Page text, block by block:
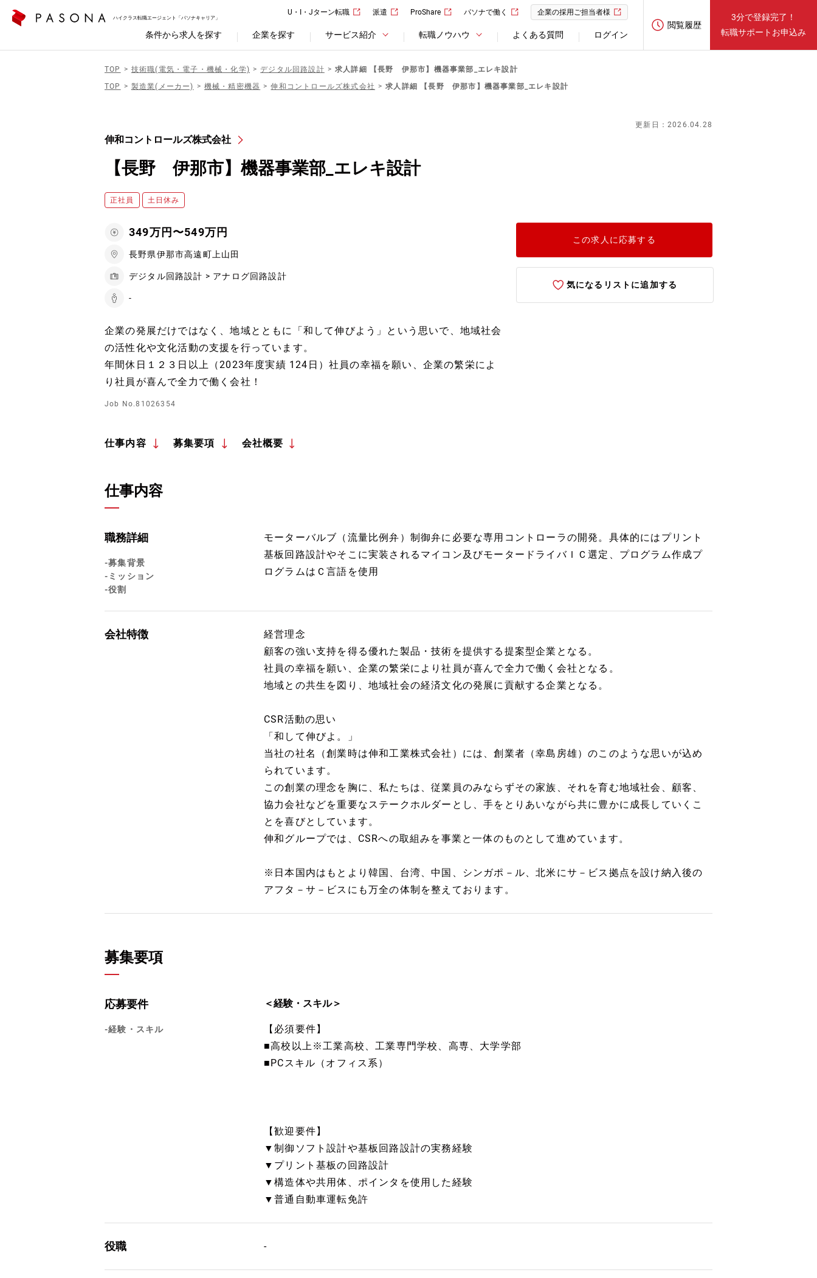
ハイクラス転職エージェント「パソナキャリア」
U・I・Jターン転職 派遣 ProShare パソナで働く 企業の採用ご担当者様
条件から求人を探す 企業を探す サービス紹介 転職ノウハウ よくある質問 ログイン
閲覧履歴
3分で登録完了！
転職サポートお申込み
TOP 技術職(電気・電子・機械・化学) デジタル回路設計
求人詳細 【長野 伊那市】機器事業部_エレキ設計
TOP
製造業(メーカー) 機械・精密機器 伸和コントロールズ株式会社 求人詳細 【長野 伊那市】機器事業部_エレキ設計
更新日：2026.04.28
伸和コントロールズ株式会社
【長野 伊那市】機器事業部_エレキ設計
正社員 土日休み
349万円〜549万円
長野県伊那市高遠町上山田
デジタル回路設計 > アナログ回路設計
-
企業の発展だけではなく、地域とともに「和して伸びよう」という思いで、地域社会
の活性化や文化活動の支援を行っています。
年間休日１２３日以上（2023年度実績 124日）社員の幸福を願い、企業の繁栄によ
り社員が喜んで全力で働く会社！
Job No.81026354
この求人に応募する
気になるリストに追加する
仕事内容 募集要項 会社概要
仕事内容
職務詳細
-募集背景
-ミッション
-役割
モーターバルブ（流量比例弁）制御弁に必要な専用コントローラの開発。具体的にはプリント
基板回路設計やそこに実装されるマイコン及びモータードライバＩＣ選定、プログラム作成プ
ログラムはＣ言語を使用
会社特徴
経営理念
顧客の強い支持を得る優れた製品・技術を提供する提案型企業となる。
社員の幸福を願い、企業の繁栄により社員が喜んで全力で働く会社となる。
地域との共生を図り、地域社会の経済文化の発展に貢献する企業となる。
CSR活動の思い
「和して伸びよ。」
当社の社名（創業時は伸和工業株式会社）には、創業者（幸島房雄）のこのような思いが込め
られています。
この創業の理念を胸に、私たちは、従業員のみならずその家族、それを育む地域社会、顧客、
協力会社などを重要なステークホルダーとし、手をとりあいながら共に豊かに成長していくこ
とを喜びとしています。
伸和グループでは、CSRへの取組みを事業と一体のものとして進めています。
※日本国内はもとより韓国、台湾、中国、シンガポ－ル、北米にサ－ビス拠点を設け納入後の
アフタ－サ－ビスにも万全の体制を整えております。
募集要項
応募要件
-経験・スキル
＜経験・スキル＞
【必須要件】
■高校以上※工業高校、工業専門学校、高専、大学学部
■PCスキル（オフィス系）
【歓迎要件】
▼制御ソフト設計や基板回路設計の実務経験
▼プリント基板の回路設計
▼構造体や共用体、ポインタを使用した経験
▼普通自動車運転免許
役職 -